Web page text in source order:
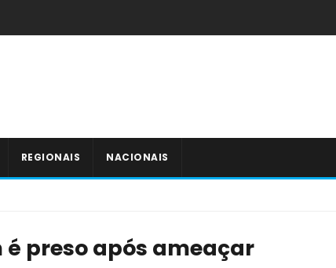
REGIONAIS NACIONAIS
preso após ameaçar